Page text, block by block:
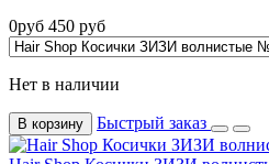
0руб 450 руб
Нет в наличии
В корзину Быстрый заказ